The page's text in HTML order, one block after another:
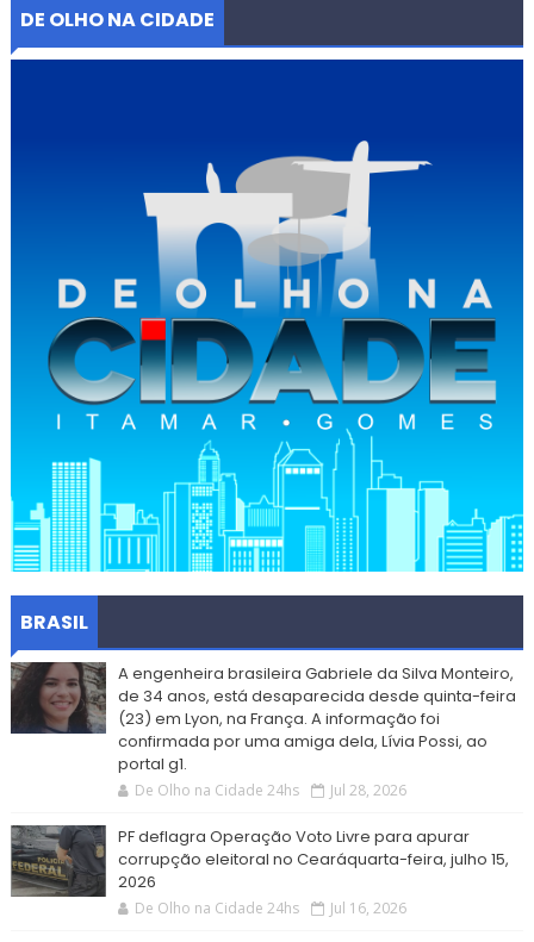
DE OLHO NA CIDADE
BRASIL
A engenheira brasileira Gabriele da Silva Monteiro,
de 34 anos, está desaparecida desde quinta-feira
(23) em Lyon, na França. A informação foi
confirmada por uma amiga dela, Lívia Possi, ao
portal g1.
De Olho na Cidade 24hs Jul 28, 2026
PF deflagra Operação Voto Livre para apurar
corrupção eleitoral no Cearáquarta-feira, julho 15,
2026
De Olho na Cidade 24hs Jul 16, 2026